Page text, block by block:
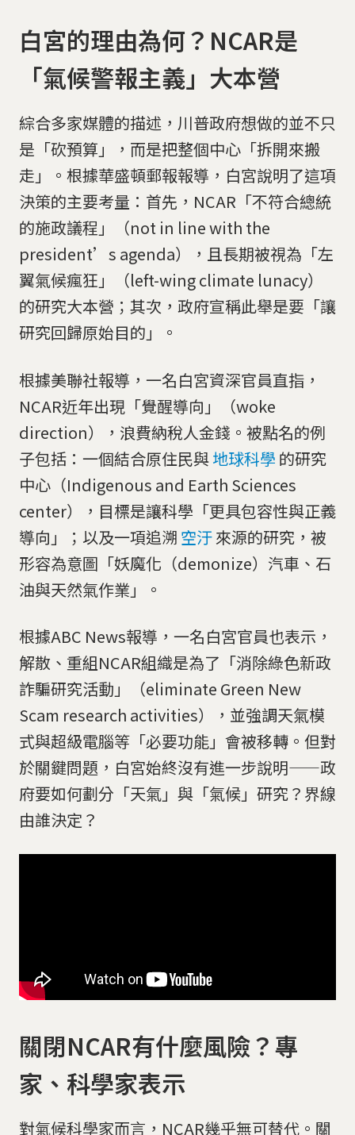
白宮的理由為何？NCAR是
「氣候警報主義」大本營
綜合多家媒體的描述，川普政府想做的並不只
是「砍預算」，而是把整個中心「拆開來搬
走」。根據華盛頓郵報報導，白宮說明了這項
決策的主要考量：首先，NCAR「不符合總統
的施政議程」（not in line with the
president’s agenda），且長期被視為「左
翼氣候瘋狂」（left-wing climate lunacy）
的研究大本營；其次，政府宣稱此舉是要「讓
研究回歸原始目的」。
根據美聯社報導，一名白宮資深官員直指，
NCAR近年出現「覺醒導向」（woke
direction），浪費納稅人金錢。被點名的例
子包括：一個結合原住民與地球科學 的研究
中心（Indigenous and Earth Sciences
center），目標是讓科學「更具包容性與正義
導向」；以及一項追溯 空汙來源的研究，被
形容為意圖「妖魔化（demonize）汽車、石
油與天然氣作業」。
根據ABC News報導，一名白宮官員也表示，
解散、重組NCAR組織是為了「消除綠色新政
詐騙研究活動」（eliminate Green New
Scam research activities），並強調天氣模
式與超級電腦等「必要功能」會被移轉。但對
於關鍵問題，白宮始終沒有進一步說明——政
府要如何劃分「天氣」與「氣候」研究？界線
由誰決定？
關閉NCAR有什麼風險？專
家、科學家表示
對氣候科學家而言，NCAR幾乎無可替代。關